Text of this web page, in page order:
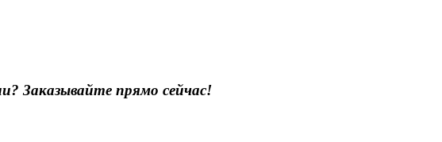
Заказывайте прямо сейчас!